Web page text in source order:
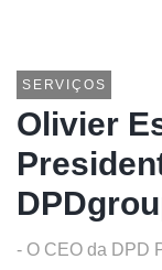
SERVIÇOS
Olivier
- O CEO da DPD